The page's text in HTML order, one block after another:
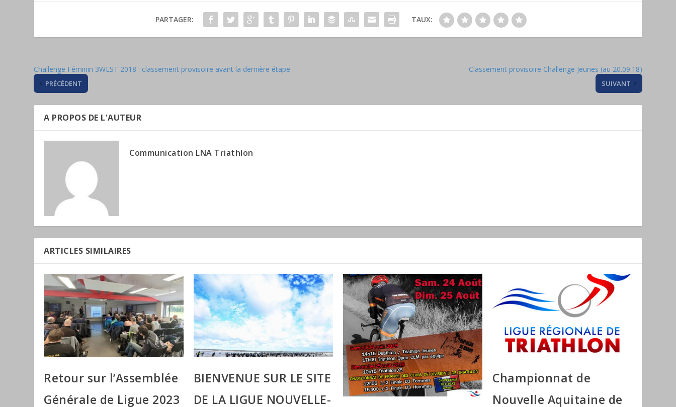
PARTAGER: TAUX:
Challenge Féminin 3WEST 2018 : classement provisoire avant la dernière étape
PRÉCÉDENT
Classement provisoire Challenge Jeunes (au 20.09.18)
SUIVANT
A PROPOS DE L'AUTEUR
Communication LNA Triathlon
ARTICLES SIMILAIRES
Retour sur l’Assemblée
Générale de Ligue 2023
BIENVENUE SUR LE SITE
DE LA LIGUE NOUVELLE-
Championnat de
Nouvelle Aquitaine de